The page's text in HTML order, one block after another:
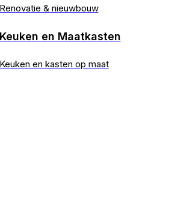
& nieuwbouw
en Maatkasten
en kasten op maat